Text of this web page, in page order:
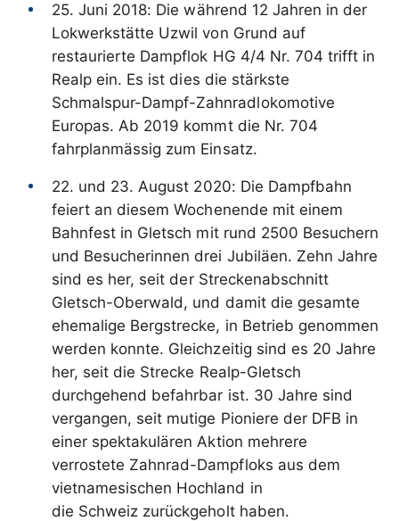
25. Juni 2018: Die während 12 Jahren in der
Lokwerkstätte Uzwil von Grund auf
restaurierte Dampflok HG 4/4 Nr. 704 trifft in
Realp ein. Es ist dies die stärkste
Schmalspur-Dampf-Zahnradlokomotive
Europas. Ab 2019 kommt die Nr. 704
fahrplanmässig zum Einsatz.
22. und 23. August 2020: Die Dampfbahn
feiert an diesem Wochenende mit einem
Bahnfest in Gletsch mit rund 2500 Besuchern
und Besucherinnen drei Jubiläen. Zehn Jahre
sind es her, seit der Streckenabschnitt
Gletsch-Oberwald, und damit die gesamte
ehemalige Bergstrecke, in Betrieb genommen
werden konnte. Gleichzeitig sind es 20 Jahre
her, seit die Strecke Realp-Gletsch
durchgehend befahrbar ist. 30 Jahre sind
vergangen, seit mutige Pioniere der DFB in
einer spektakulären Aktion mehrere
verrostete Zahnrad-Dampfloks aus dem
vietnamesischen Hochland in
die Schweiz zurückgeholt haben.